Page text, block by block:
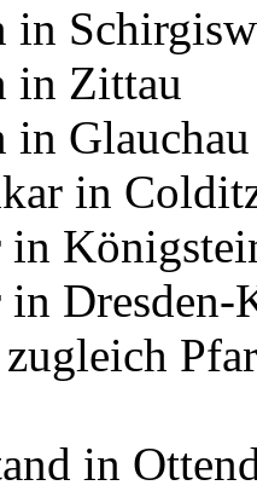
Zittau
Glauchau
in
Dresden-
in